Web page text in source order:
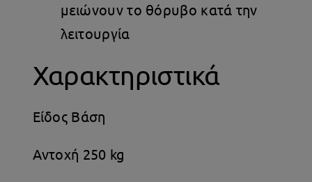
μειώνουν το θόρυβο κατά την
λειτουργία
Χαρακτηριστικά
Είδος Βάση
Αντοχή 250 kg